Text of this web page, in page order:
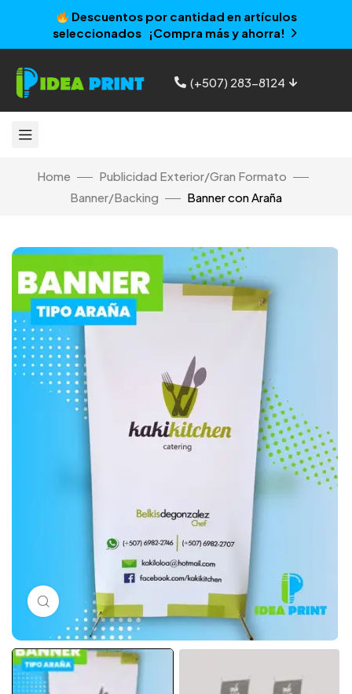
Descuentos por cantidad en artículos
seleccionados ¡Compra más y ahorra!
(+507) 283-8124
Home
Publicidad Exterior/Gran Formato
Banner/Backing
Banner con Araña
Click to enlarge